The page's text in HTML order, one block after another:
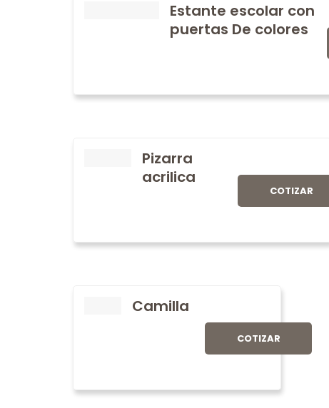
Estante escolar con
puertas De colores
Pizarra
acrilica
COTIZAR
Camilla
COTIZAR